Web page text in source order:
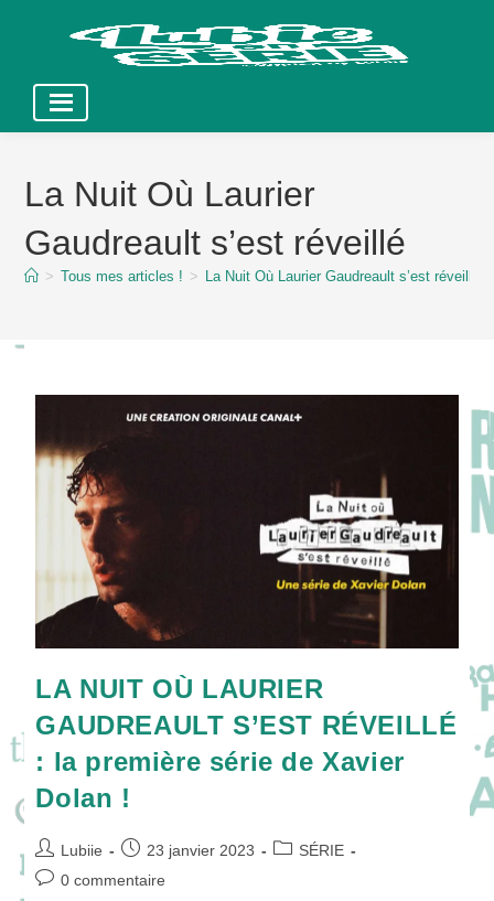
contentLa Nuit Où Laurier
Gaudreault s’est réveillé
> Tous mes articles ! > La Nuit Où Laurier Gaudreault s’est réveillé
LA NUIT OÙ LAURIER
GAUDREAULT S’EST RÉVEILLÉ
: la première série de Xavier
Dolan !
Auteur/autrice
de
Lubiie
Publication
publiée :
23 janvier 2023
PostSÉRIE
Commentaires
0 commentaire